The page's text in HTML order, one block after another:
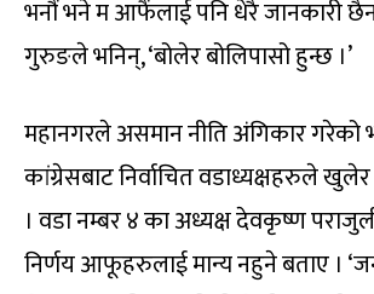
भनौं भने म आफैंलाई पनि धेरै जानकारी
गुरुङले भनिन्, ‘बोलेर बोलिपासो हुन्छ ।’
महानगरले असमान नीति अंगिकार गरेको
कांग्रेसबाट निर्वाचित वडाध्यक्षहरुले
। वडा नम्बर ४ का अध्यक्ष देवकृष्ण
निर्णय आफूहरुलाई मान्य नहुने बताए ।